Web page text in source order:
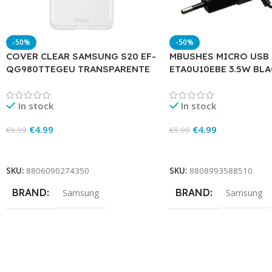
-50%
COVER CLEAR SAMSUNG S20 EF-
QG980TTEGEU TRANSPARENTE
In stock
€9.99 €4.99
SKU: 8806090274350
BRAND Samsung
-50%
MBUSHES MICRO USB
ETA0U10EBE 3.5W
In stock
€9.99 €4.99
SKU: 8808993588510
BRAND Samsung